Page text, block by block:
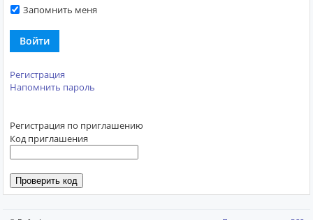
Запомнить меня
Войти
Регистрация
Напомнить пароль
Регистрация по приглашению
Код приглашения